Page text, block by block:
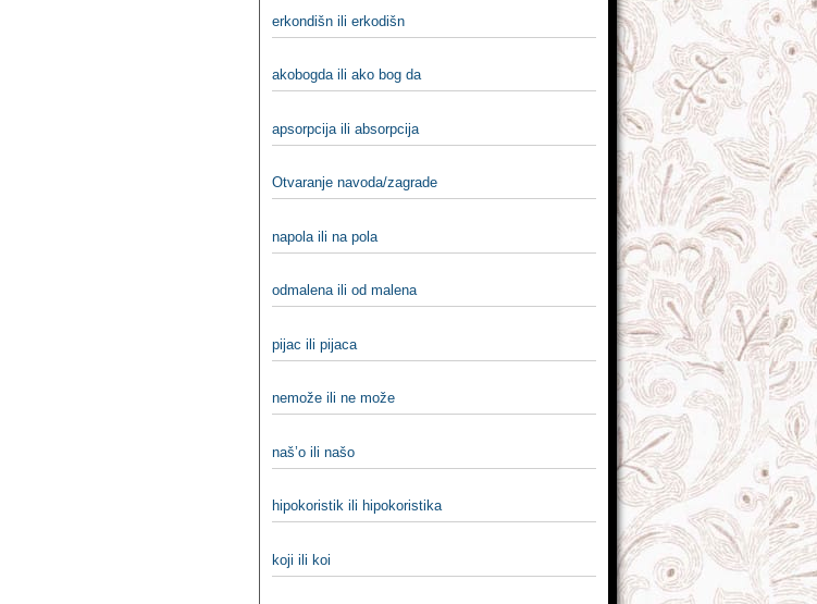
erkondišn ili erkodišn
akobogda ili ako bog da
apsorpcija ili absorpcija
Otvaranje navoda/zagrade
napola ili na pola
odmalena ili od malena
pijac ili pijaca
nemože ili ne može
naš’o ili našo
hipokoristik ili hipokoristika
koji ili koi